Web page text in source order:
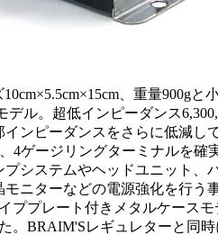
、重量900g
デル。超低インピーダンス
インピーダンスをさらに低減し
4ゲージリングターミナルを確
システムやヘッドユニット、
モニターなどの電源強化を行う
ププレート付きメタルケース
。BRAIM'Sレギュレターと同時